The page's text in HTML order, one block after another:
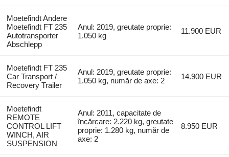
Moetefindt Andere
Moetefindt FT 235
Autotransporter
Abschlepp
Anul: 2019, greutate proprie:
1.050 kg
11.900 EUR
Moetefindt FT 235
Car Transport /
Recovery Trailer
Anul: 2019, greutate proprie:
1.050 kg, număr de axe: 2
14.900 EUR
Moetefindt
REMOTE
CONTROL LIFT
WINCH, AIR
SUSPENSION
Anul: 2011, capacitate de
încărcare: 2.220 kg, greutate
proprie: 1.280 kg, număr de
axe: 2
8.950 EUR